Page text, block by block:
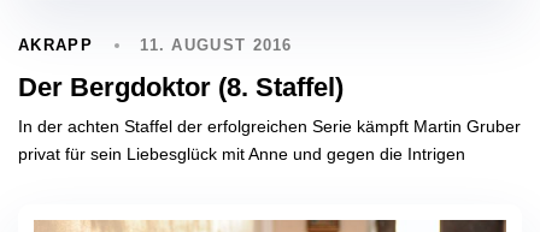
AKRAPP 11. AUGUST 2016
Der Bergdoktor (8. Staffel)
In der achten Staffel der erfolgreichen Serie kämpft Martin Gruber
privat für sein Liebesglück mit Anne und gegen die Intrigen